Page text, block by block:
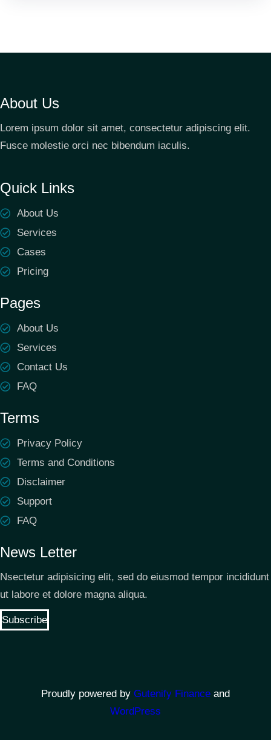
About Us
Lorem ipsum dolor sit amet, consectetur adipiscing elit.
Fusce molestie orci nec bibendum iaculis.
Quick Links
About Us
Services
Cases
Pricing
Pages
About Us
Services
Contact Us
FAQ
Terms
Privacy Policy
Terms and Conditions
Disclaimer
Support
FAQ
News Letter
Nsectetur adipisicing elit, sed do eiusmod tempor incididunt
ut labore et dolore magna aliqua.
Subscribe
Proudly powered by Gutenify Finance and
WordPress